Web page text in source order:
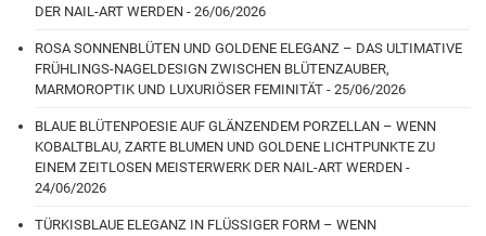
DER NAIL-ART WERDEN - 26/06/2026
ROSA SONNENBLÜTEN UND GOLDENE ELEGANZ – DAS ULTIMATIVE
FRÜHLINGS-NAGELDESIGN ZWISCHEN BLÜTENZAUBER,
MARMOROPTIK UND LUXURIÖSER FEMINITÄT - 25/06/2026
BLAUE BLÜTENPOESIE AUF GLÄNZENDEM PORZELLAN – WENN
KOBALTBLAU, ZARTE BLUMEN UND GOLDENE LICHTPUNKTE ZU
EINEM ZEITLOSEN MEISTERWERK DER NAIL-ART WERDEN -
24/06/2026
TÜRKISBLAUE ELEGANZ IN FLÜSSIGER FORM – WENN